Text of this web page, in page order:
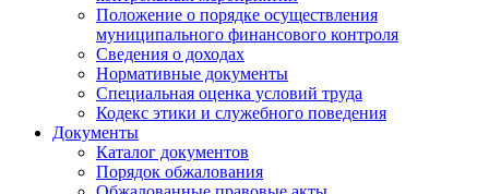
Положение о порядке осуществления
муниципального финансового контроля
Сведения о доходах
Нормативные документы
Специальная оценка условий труда
Кодекс этики и служебного поведения
Документы
Каталог документов
Порядок обжалования